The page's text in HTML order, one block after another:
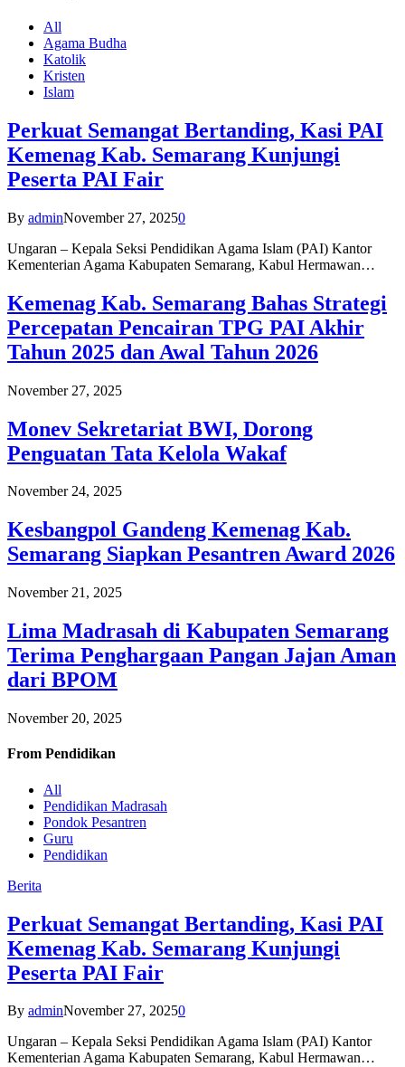
All
Agama Budha
Katolik
Kristen
Islam
Perkuat Semangat Bertanding, Kasi PAI
Kemenag Kab. Semarang Kunjungi
Peserta PAI Fair
By adminNovember 27, 20250
Ungaran – Kepala Seksi Pendidikan Agama Islam (PAI) Kantor
Kementerian Agama Kabupaten Semarang, Kabul Hermawan…
Kemenag Kab. Semarang Bahas Strategi
Percepatan Pencairan TPG PAI Akhir
Tahun 2025 dan Awal Tahun 2026
November 27, 2025
Monev Sekretariat BWI, Dorong
Penguatan Tata Kelola Wakaf
November 24, 2025
Kesbangpol Gandeng Kemenag Kab.
Semarang Siapkan Pesantren Award 2026
November 21, 2025
Lima Madrasah di Kabupaten Semarang
Terima Penghargaan Pangan Jajan Aman
dari BPOM
November 20, 2025
From Pendidikan
All
Pendidikan Madrasah
Pondok Pesantren
Guru
Pendidikan
Berita
Perkuat Semangat Bertanding, Kasi PAI
Kemenag Kab. Semarang Kunjungi
Peserta PAI Fair
By adminNovember 27, 20250
Ungaran – Kepala Seksi Pendidikan Agama Islam (PAI) Kantor
Kementerian Agama Kabupaten Semarang, Kabul Hermawan…